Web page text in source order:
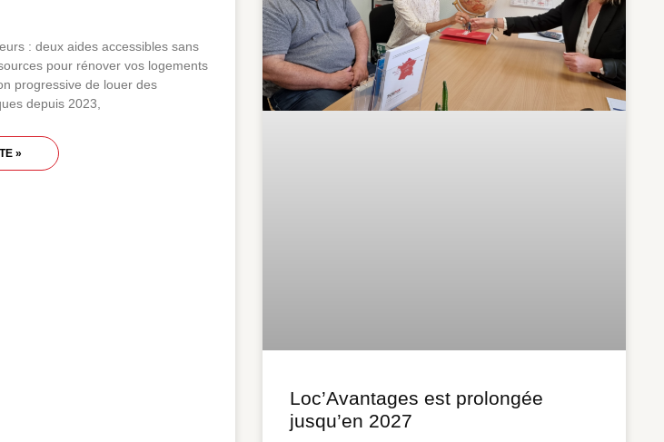
: deux aides accessibles sans
pour rénover vos logements
progressive de louer des
depuis 2023,
»
Loc’Avantages est prolongée
jusqu’en 2027